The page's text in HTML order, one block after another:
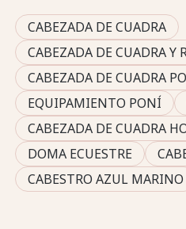
CABEZADA DE CUADRA
CABEZADA DE CUADRA Y
CABEZADA DE CUADRA
EQUIPAMIENTO PONÍ
CABEZADA DE CUADRA
DOMA ECUESTRE
CABESTRO AZUL MARINO